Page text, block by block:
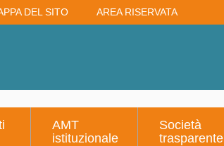
DEL SITO AREA RISERVATA
AMT
istituzionale
Società
trasparente